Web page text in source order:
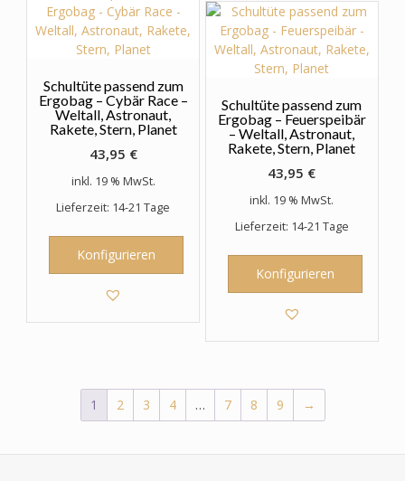
Schultüte passend zum
Ergobag – Cybär Race –
Weltall, Astronaut,
Rakete, Stern, Planet
43,95 €
inkl. 19 % MwSt.
Lieferzeit: 14-21 Tage
Konfigurieren
Schultüte passend zum
Ergobag – Feuerspeibär
– Weltall, Astronaut,
Rakete, Stern, Planet
43,95 €
inkl. 19 % MwSt.
Lieferzeit: 14-21 Tage
Konfigurieren
1 2 3 4 … 7 8 9 →